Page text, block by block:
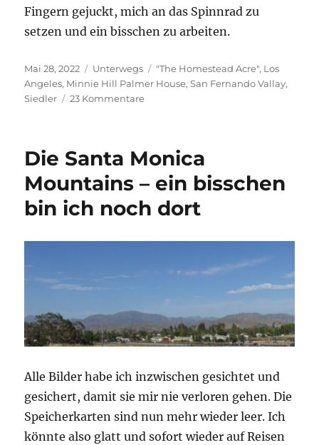
Fingern gejuckt, mich an das Spinnrad zu
setzen und ein bisschen zu arbeiten.
Veröffentlicht
am
Mai 28, 2022 Kategorien
Unterwegs Schlagwörter
"The Homestead Acre", Los
Angeles, Minnie Hill Palmer House,San Fernando Vallay,
Siedler
23 Kommentarezu
Minnie
Palmer
House
Die Santa Monica
Mountains – ein bisschen
bin ich noch dort
Alle Bilder habe ich inzwischen gesichtet und
gesichert, damit sie mir nie verloren gehen. Die
Speicherkarten sind nun mehr wieder leer. Ich
könnte also glatt und sofort wieder auf Reisen